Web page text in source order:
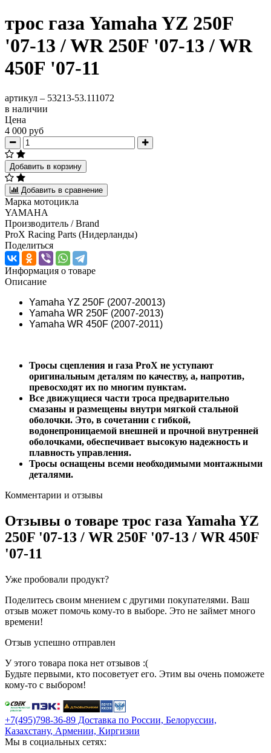
трос газа Yamaha YZ 250F
'07-13 / WR 250F '07-13 / WR
450F '07-11
артикул – 53213-53.111072
в наличии
Цена
4 000 руб
Добавить в корзину
Добавить в сравнение
Марка мотоцикла
YAMAHA
Производитель / Brand
ProX Racing Parts (Нидерланды)
Поделиться
Информация о товаре
Описание
Yamaha YZ 250F (2007-20013)
Yamaha WR 250F (2007-2013)
Yamaha WR 450F (2007-2011)
Тросы сцепления и газа ProX не уступают
оригинальным деталям по качеству, а, напротив,
превосходят их по многим пунктам.
Все движущиеся части троса предварительно
смазаны и размещены внутри мягкой стальной
оболочки. Это, в сочетании с гибкой,
водонепроницаемой внешней и прочной внутренней
оболочками, обеспечивает высокую надежность и
плавность управления.
Тросы оснащены всеми необходимыми монтажными
деталями.
Комментарии и отзывы
Отзывы о товаре трос газа Yamaha YZ
250F '07-13 / WR 250F '07-13 / WR 450F
'07-11
Уже пробовали продукт?
Поделитесь своим мнением с другими покупателями. Ваш
отзыв может помочь кому-то в выборе. Это не займет много
времени!
Отзыв успешно отправлен
У этого товара пока нет отзывов :(
Будьте первыми, кто посоветует его. Этим вы очень поможете
кому-то с выбором!
+7(495)798-36-89 Доставка по России, Белоруссии,
Казахстану, Армении, Киргизии
Мы в социальных сетях: